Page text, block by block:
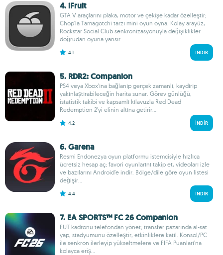
4. iFruit
GTA V araçlarını plaka, motor ve çekişe kadar özelleştir;
Chop'la Tamagotchi tarzı mini oyun oyna. Kolay arayüz,
Rockstar Social Club senkronizasyonuyla değişiklikler
doğrudan oyuna yansır...
4.1 İNDIR
5. RDR2: Companion
PS4 veya Xbox’ına bağlanıp gerçek zamanlı, kaydırıp
yakınlaştırabileceğin harita sunar. Görev günlüğü,
istatistik takibi ve kapsamlı kılavuzla Red Dead
Redemption 2’yi elinin altına getirir...
4.2 İNDIR
6. Garena
Resmi Endonezya oyun platformu istemcisiyle hızlıca
ücretsiz hesap aç; favori oyunlarını takip et, videoları izle
ve bazılarını Android’e indir. Bölge/dile göre oyun listesi
değişir...
4.4 İNDIR
7. EA SPORTS™ FC 26 Companion
FUT kadronu telefondan yönet; transfer pazarında al-sat
yap, stadyumunu özelleştir, etkinliklere katıl. Konsol/PC
ile senkron ilerleyip yükseltmelere ve FIFA Puanları’na
kolayca eriş...